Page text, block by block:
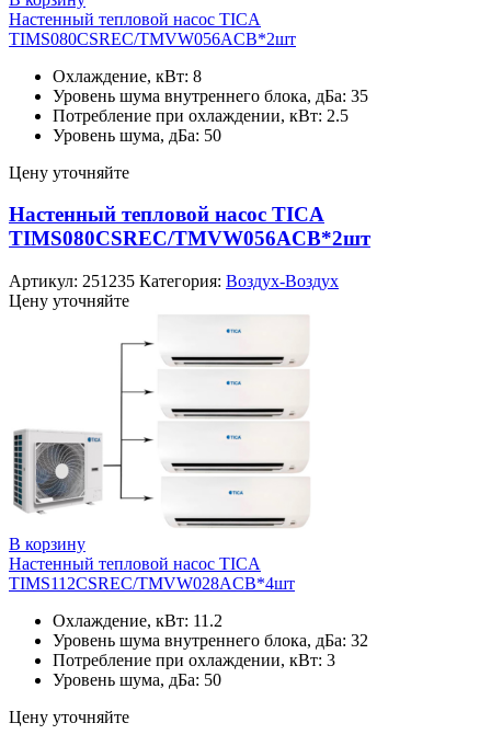
Настенный тепловой насос TICA
TIMS080CSREC/TMVW056ACB*2шт
Охлаждение, кВт: 8
Уровень шума внутреннего блока, дБа: 35
Потребление при охлаждении, кВт: 2.5
Уровень шума, дБа: 50
Цену уточняйте
Настенный тепловой насос TICA
TIMS080CSREC/TMVW056ACB*2шт
Артикул: 251235 Категория: Воздух-Воздух
Цену уточняйте
В корзину
Настенный тепловой насос TICA
TIMS112CSREC/TMVW028ACB*4шт
Охлаждение, кВт: 11.2
Уровень шума внутреннего блока, дБа: 32
Потребление при охлаждении, кВт: 3
Уровень шума, дБа: 50
Цену уточняйте